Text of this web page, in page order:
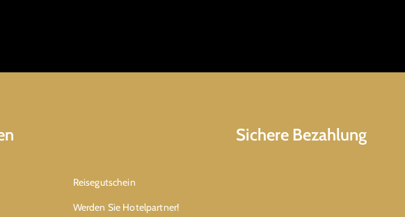
Reisegutschein
Werden Sie Hotelpartner!
Sichere Bezahlung